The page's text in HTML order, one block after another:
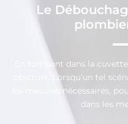
Le
En tombant dans la
obstruer, Lorsqu’un tel
les mesures nécessaires,
dans les